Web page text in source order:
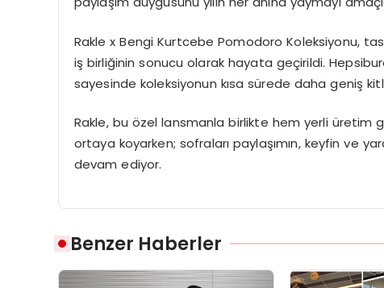
Rakle x Bengi Kurtcebe Pomodoro Koleksiyonu,
iş birliğinin sonucu olarak hayata geçirildi.
sayesinde koleksiyonun kısa sürede daha geniş
Rakle, bu özel lansmanla birlikte hem yerli üretim
ortaya koyarken; sofraları paylaşımın, keyfin ve
devam ediyor.
Benzer Haberler